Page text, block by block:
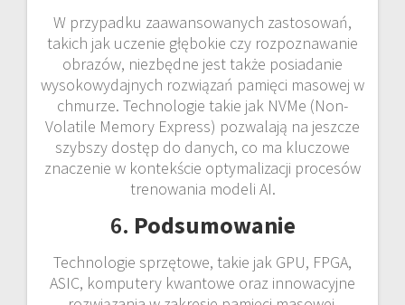
W przypadku zaawansowanych zastosowań,
takich jak uczenie głębokie czy rozpoznawanie
obrazów, niezbędne jest także posiadanie
wysokowydajnych rozwiązań pamięci masowej w
chmurze. Technologie takie jak NVMe (Non-
Volatile Memory Express) pozwalają na jeszcze
szybszy dostęp do danych, co ma kluczowe
znaczenie w kontekście optymalizacji procesów
trenowania modeli AI.
6. Podsumowanie
Technologie sprzętowe, takie jak GPU, FPGA,
ASIC, komputery kwantowe oraz innowacyjne